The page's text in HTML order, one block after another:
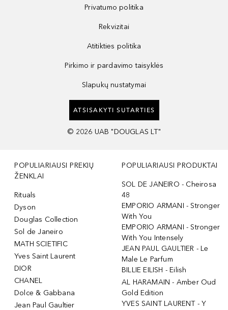
Privatumo politika
Rekvizitai
Atitikties politika
Pirkimo ir pardavimo taisyklės
Slapukų nustatymai
ATSISAKYTI SUTARTIES
© 2026 UAB "DOUGLAS LT"
POPULIARIAUSI PREKIŲ
ŽENKLAI
Rituals
Dyson
Douglas Collection
Sol de Janeiro
MATH SCIETIFIC
Yves Saint Laurent
DIOR
CHANEL
Dolce & Gabbana
Jean Paul Gaultier
POPULIARIAUSI PRODUKTAI
SOL DE JANEIRO - Cheirosa
48
EMPORIO ARMANI - Stronger
With You
EMPORIO ARMANI - Stronger
With You Intensely
JEAN PAUL GAULTIER - Le
Male Le Parfum
BILLIE EILISH - Eilish
AL HARAMAIN - Amber Oud
Gold Edition
YVES SAINT LAURENT - Y